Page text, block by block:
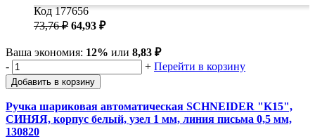
Код 177656
73,76 ₽ 64,93 ₽
Ваша экономия: 12% или 8,83 ₽
-
+ Перейти в корзину
Добавить в корзину
Ручка шариковая автоматическая SCHNEIDER "K15",
СИНЯЯ, корпус белый, узел 1 мм, линия письма 0,5 мм,
130820